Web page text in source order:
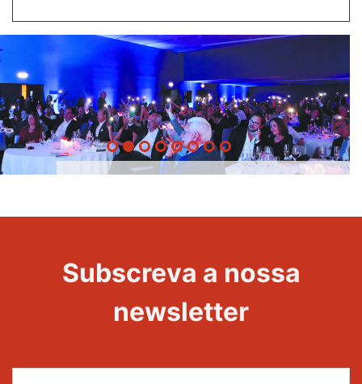
Evento
Maravilhas
Subscreva a nossa
newsletter